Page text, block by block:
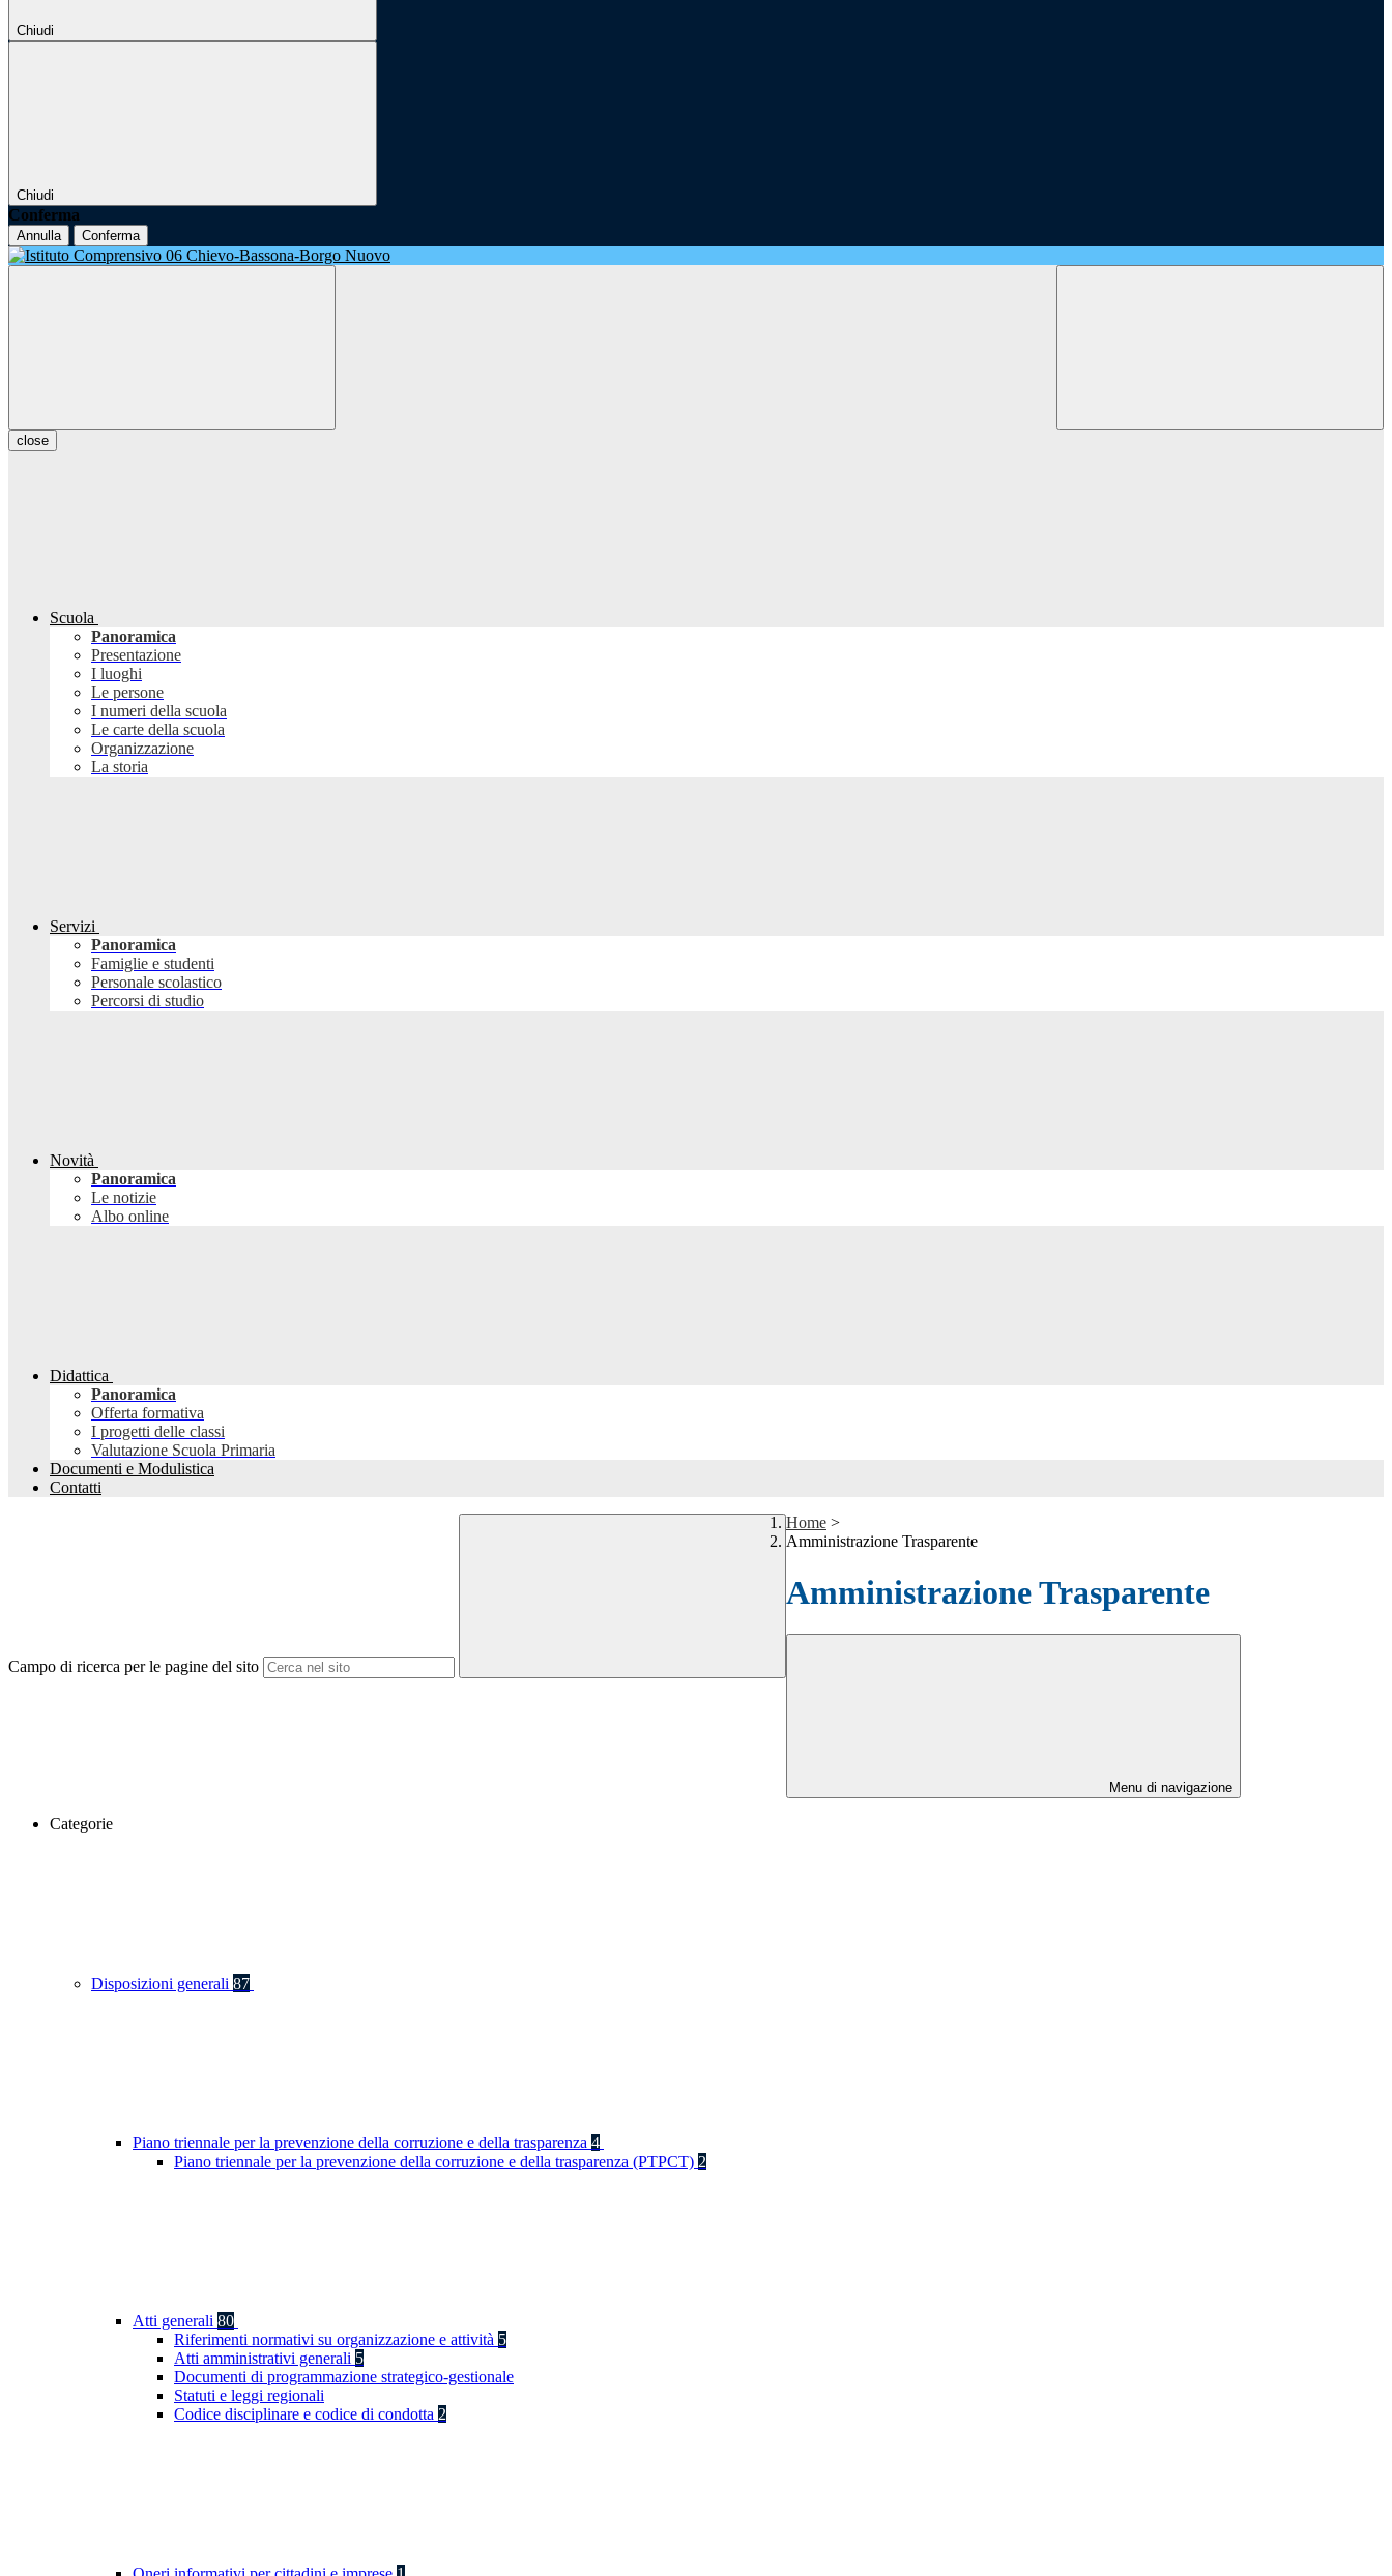
Chiudi
Chiudi
Conferma
Annulla Conferma
close
Scuola
Panoramica
Presentazione
I luoghi
Le persone
I numeri della scuola
Le carte della scuola
Organizzazione
La storia
Servizi
Panoramica
Famiglie e studenti
Personale scolastico
Percorsi di studio
Novità
Panoramica
Le notizie
Albo online
Didattica
Panoramica
Offerta formativa
I progetti delle classi
Valutazione Scuola Primaria
Documenti e Modulistica
Contatti
Campo di ricerca per le pagine del sito
Home >
Amministrazione Trasparente
Amministrazione Trasparente
Menu di navigazione
Categorie
Disposizioni generali 87
Piano triennale per la prevenzione della corruzione e della trasparenza 4
Piano triennale per la prevenzione della corruzione e della trasparenza (PTPCT) 2
Atti generali 80
Riferimenti normativi su organizzazione e attività 5
Atti amministrativi generali 5
Documenti di programmazione strategico-gestionale
Statuti e leggi regionali
Codice disciplinare e codice di condotta 2